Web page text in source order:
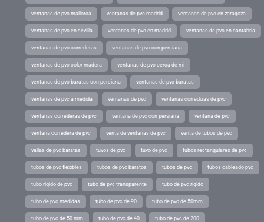
ventanas de pvc mallorca ventanas de pvc madrid ventanas de pvc en zaragoza
ventanas de pvc en sevilla ventanas de pvc en madrid ventanas de pvc en cantabria
ventanas de pvc correderas ventanas de pvc con persiana
ventanas de pvc color madera ventanas de pvc cerca de mi
ventanas de pvc baratas con persiana ventanas de pvc baratas
ventanas de pvc a medida ventanas de pvc ventanas corredizas de pvc
ventanas correderas de pvc ventana de pvc con persiana ventana de pvc
ventana corredera de pvc venta de ventanas de pvc venta de tubos de pvc
vallas de pvc baratas tuvos de pvc tuvo de pvc tubos rectangulares de pvc
tubos de pvc flexibles tubos de pvc baratos tubos de pvc tubos cableado pvc
tubo rigido de pvc tubo de pvc transparente tubo de pvc rigido
tubo de pvc medidas tubo de pvc de 90 tubo de pvc de 50mm
tubo de pvc de 50 mm tubo de pvc de 40 tubo de pvc de 200